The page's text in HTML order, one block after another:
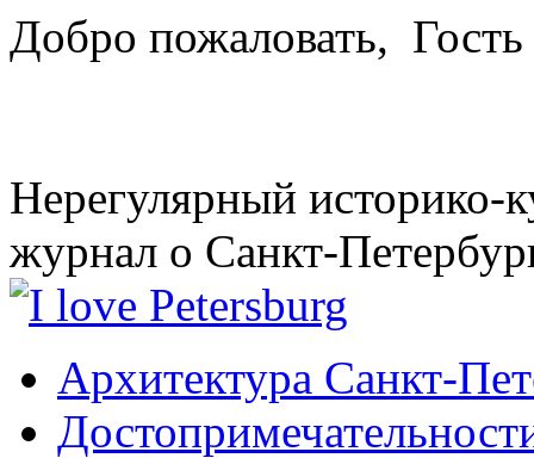
Добро пожаловать, Гость
Нерегулярный историко-
журнал о Санкт-
Архитектура Санкт-